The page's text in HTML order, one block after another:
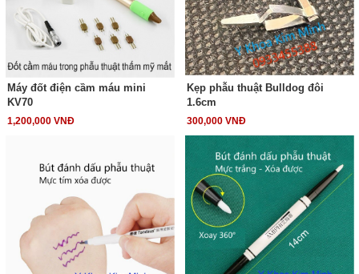
Máy đốt điện cầm máu mini
KV70
1,200,000 VNĐ
Kẹp phẫu thuật Bulldog đôi
1.6cm
300,000 VNĐ